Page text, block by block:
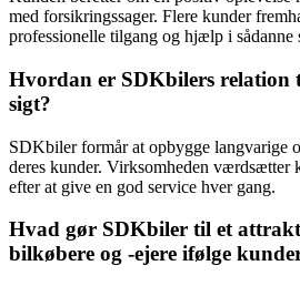
med forsikringssager. Flere kunder
professionelle tilgang og hjælp i sådanne
Hvordan er SDKbilers relation
sigt?
SDKbiler formår at opbygge langvarige
deres kunder. Virksomheden værdsætter
efter at give en god service hver gang.
Hvad gør SDKbiler til et
bilkøbere og -ejere ifølge